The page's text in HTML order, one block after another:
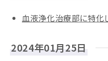
血液浄化治療部に特化
2024年01月25日